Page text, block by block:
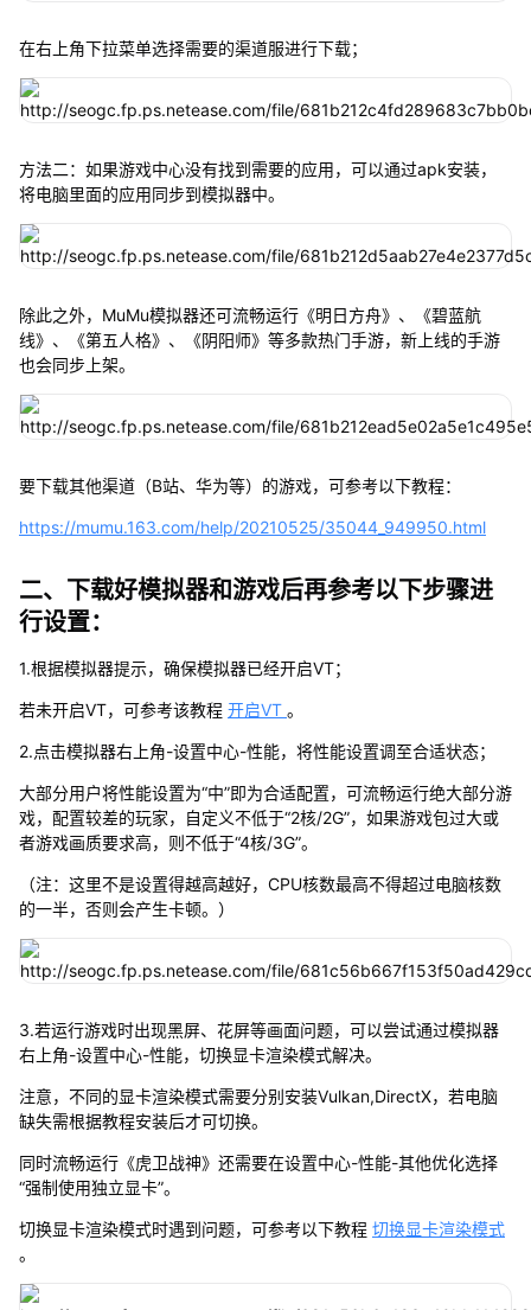
在右上角下拉菜单选择需要的渠道服进行下载；
方法二：如果游戏中心没有找到需要的应用，可以通过apk安装，
将电脑里面的应用同步到模拟器中。
除此之外，MuMu模拟器还可流畅运行《明日方舟》、《碧蓝航
线》、《第五人格》、《阴阳师》等多款热门手游，新上线的手游
也会同步上架。
要下载其他渠道（B站、华为等）的游戏，可参考以下教程：
https://mumu.163.com/help/20210525/35044_949950.html
二、下载好模拟器和游戏后再参考以下步骤进
行设置：
1.根据模拟器提示，确保模拟器已经开启VT；
若未开启VT，可参考该教程 开启VT 。
2.点击模拟器右上角-设置中心-性能，将性能设置调至合适状态；
大部分用户将性能设置为“中”即为合适配置，可流畅运行绝大部分游
戏，配置较差的玩家，自定义不低于“2核/2G”，如果游戏包过大或
者游戏画质要求高，则不低于“4核/3G”。
（注：这里不是设置得越高越好，CPU核数最高不得超过电脑核数
的一半，否则会产生卡顿。）
3.若运行游戏时出现黑屏、花屏等画面问题，可以尝试通过模拟器
右上角-设置中心-性能，切换显卡渲染模式解决。
注意，不同的显卡渲染模式需要分别安装Vulkan,DirectX，若电脑
缺失需根据教程安装后才可切换。
同时流畅运行《虎卫战神》还需要在设置中心-性能-其他优化选择
“强制使用独立显卡”。
切换显卡渲染模式时遇到问题，可参考以下教程 切换显卡渲染模式
。